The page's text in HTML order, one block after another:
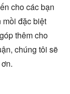
cho các bạn
đặc biệt
thêm cho
chúng tôi sẽ